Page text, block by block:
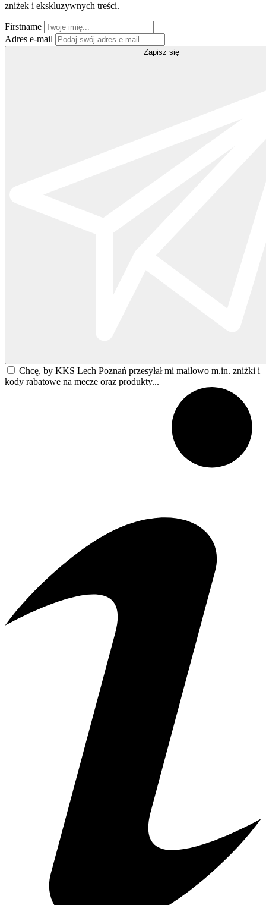
zniżek i ekskluzywnych treści.
Firstname
Adres e-mail
Zapisz się
Chcę, by KKS Lech Poznań przesyłał mi mailowo m.in. zniżki i
kody rabatowe na mecze oraz produkty...